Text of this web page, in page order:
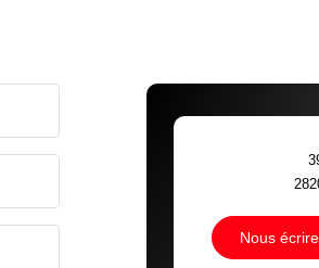
Nous écrire